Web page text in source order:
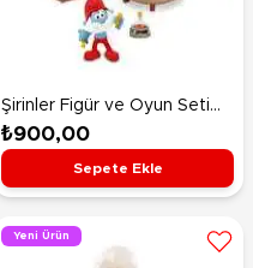
Şirinler Figür ve Oyun Seti
Şirin Baba’nın Laboratuvarı
₺900,00
Sepete Ekle
Yeni Ürün